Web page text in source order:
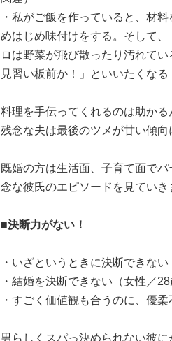
・私がご飯を作っていると、材
めはじめ味付けをする。そして
ロは野菜が飛び散ったり汚れて
見習い板前か！」といいたくな
料理を手伝ってくれるのは助か
残念な夫は最後のツメが甘い傾向
既婚の方は生活面、子育て面で
念な彼氏のエピソードを見ていき
■決断力がない！
・いざというときに決断できな
・結婚を決断できない（女性／
・すごく価値観も合うのに、優
男らしくスパっ決められない彼